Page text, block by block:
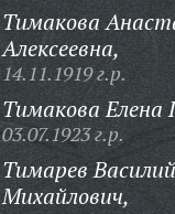
Тимакова
Алексеевна,
14.11.1919 г.р.
Тимакова Елена
03.07.1923 г.р.
Тимарев Василий
Михайлович,